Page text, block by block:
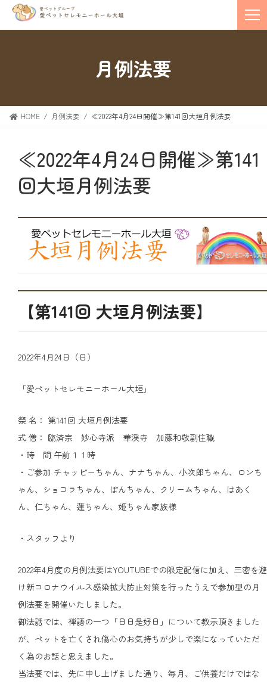
月例法要
HOME 月例法要 ≪2022年4月24日開催≫第141回大垣月例法要
≪2022年4月24日開催≫第141
回大垣月例法要
【第141回 大垣月例法要】
2022年4月24日（日）
「愛ペットセレモニーホール大垣」
祭 名： 第141回 大垣月例法要
式 僧： 臨済宗 妙心寺派 華渓寺 加藤和敬副住職
・時 間 午前１１時
・ご参加 チャッピーちゃん、ナナちゃん、小次郎ちゃん、ロンち
ゃん、ショコラちゃん、ぽんちゃん、クリームちゃん、はあく
ん、仁ちゃん、蓮ちゃん、姫ちゃん家族様
・スタッフより
2022年4月度の月例法要はYOUTUBEでの限定配信に加え、三密を避
け新コロナウイルス感染拡大防止対策を行ったうえで参加型の月
例法要を開催いたしました。
御法話では、禅語の一つ「日日是好日」について教示頂きました
が、ペットを亡くされ傷心のお気持ちが少しで楽になっていただ
く為のお話と思えました。
当法要では、先に申し上げました通り、毎月、ご供養だけではな